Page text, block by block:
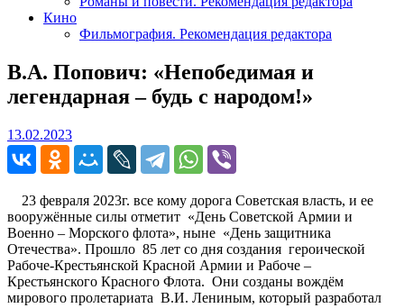
Кино
Фильмография. Рекомендация редактора
В.А. Попович: «Непобедимая и
легендарная – будь с народом!»
13.02.202313.02.2023
23 февраля 2023г. все кому дорога Советская власть, и ее
вооружённые силы отметит «День Советской Армии и
Военно – Морского флота», ныне «День защитника
Отечества». Прошло 85 лет со дня создания героической
Рабоче-Крестьянской Красной Армии и Рабоче –
Крестьянского Красного Флота. Они созданы вождём
мирового пролетариата В.И. Лениным, который разработал